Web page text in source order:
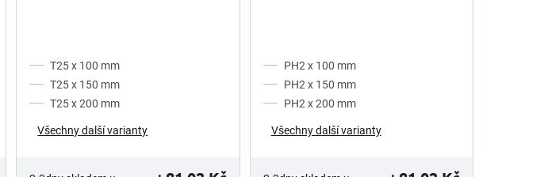
T25 x 100 mm
T25 x 150 mm
T25 x 200 mm
Všechny další varianty
PH2 x 100 mm
PH2 x 150 mm
PH2 x 200 mm
Všechny další varianty